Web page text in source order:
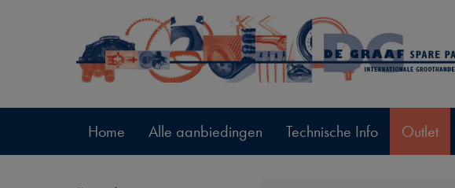
Home Alle aanbiedingen Technische Info Outlet